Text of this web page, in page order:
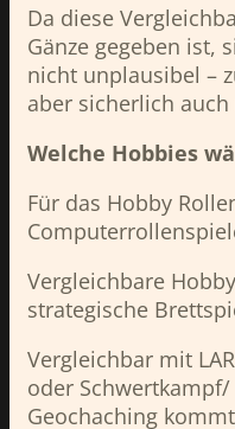
Da diese
Gänze gegeben ist,
nicht unplausibel –
aber sicherlich
Welche Hobbies
Für das Hobby
Vergleichbare
strategische
Vergleichbar mit
oder
Geochaching